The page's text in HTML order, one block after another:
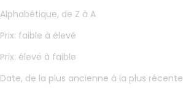
Alphabétique, de Z à A
Prix: faible à élevé
Prix: élevé à faible
Date, de la plus ancienne à la plus récente